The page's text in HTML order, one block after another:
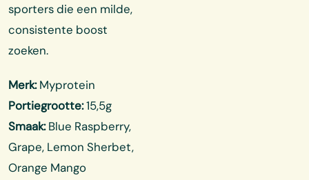
sporters die een milde,
consistente boost
zoeken.
Merk:Myprotein
Portiegrootte:15,5g
Smaak:Blue Raspberry,
Grape, Lemon Sherbet,
Orange Mango